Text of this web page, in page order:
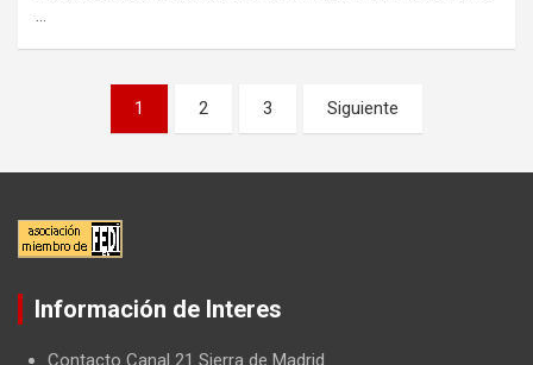
…
g
i
n
a
c
1 2 3 Siguiente
Información de Interes
Contacto Canal 21 Sierra de Madrid